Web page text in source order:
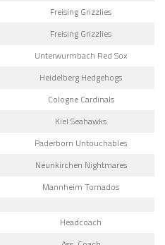
Freising Grizzlies
Freising Grizzlies
Unterwurmbach Red Sox
Heidelberg Hedgehogs
Cologne Cardinals
Kiel Seahawks
Paderborn Untouchables
Neunkirchen Nightmares
Mannheim Tornados
Headcoach